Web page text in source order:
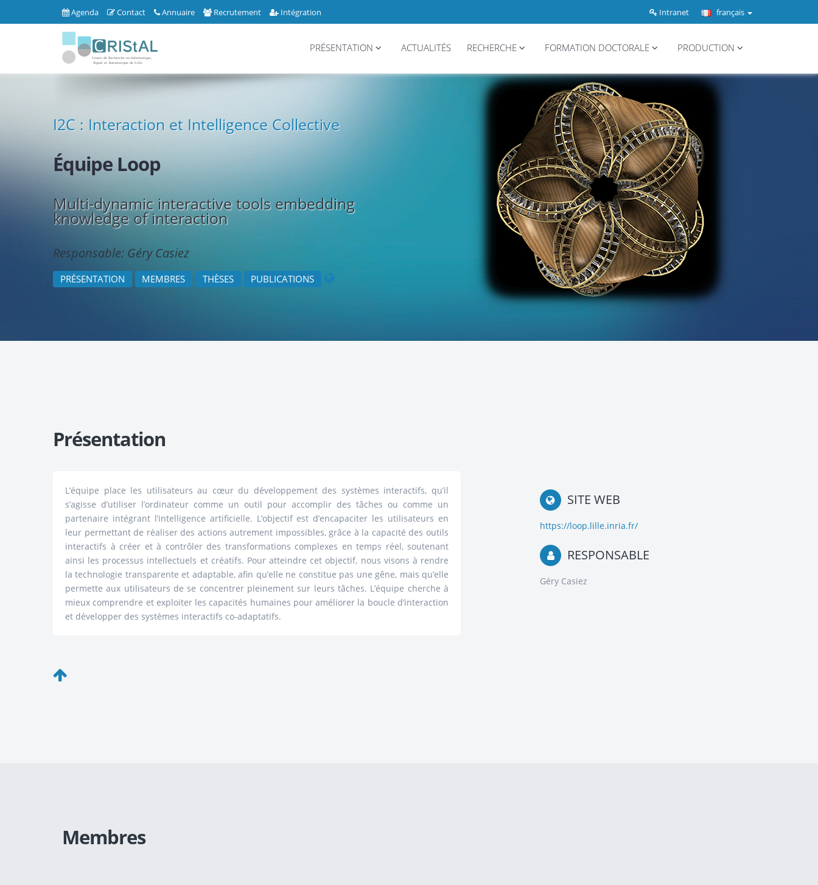
Agenda Contact Annuaire Recrutement Intégration français
Intranet
PRÉSENTATION ACTUALITÉS RECHERCHE FORMATION DOCTORALE PRODUCTION
I2C : Interaction et Intelligence Collective
Équipe Loop
Multi-dynamic interactive tools embedding
knowledge of interaction
Responsable: Géry Casiez
PRÉSENTATION MEMBRES THÈSES PUBLICATIONS
Présentation
L’équipe place les utilisateurs au cœur du développement des systèmes interactifs, qu’il
s’agisse d’utiliser l’ordinateur comme un outil pour accomplir des tâches ou comme un
partenaire intégrant l’intelligence artificielle. L’objectif est d’encapaciter les utilisateurs en
leur permettant de réaliser des actions autrement impossibles, grâce à la capacité des outils
interactifs à créer et à contrôler des transformations complexes en temps réel, soutenant
ainsi les processus intellectuels et créatifs. Pour atteindre cet objectif, nous visons à rendre
la technologie transparente et adaptable, afin qu’elle ne constitue pas une gêne, mais qu’elle
permette aux utilisateurs de se concentrer pleinement sur leurs tâches. L’équipe cherche à
mieux comprendre et exploiter les capacités humaines pour améliorer la boucle d’interaction
et développer des systèmes interactifs co-adaptatifs.
SITE WEB
https://loop.lille.inria.fr/
RESPONSABLE
Géry Casiez
Membres